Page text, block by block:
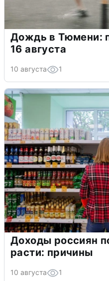
Дождь в Тюмени:
16 августа
10 августа 1
Доходы россиян
расти: причины
10 августа 1